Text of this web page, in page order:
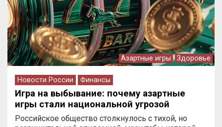
Азартные игры Здоровье
Новости России Финансы
Игра на выбывание: почему азартные
игры стали национальной угрозой
Российское общество столкнулось с тихой, но